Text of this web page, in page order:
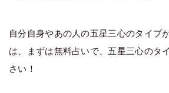
自分自身やあの人の五星三心のタイプ
は、まずは無料占いで、五星三心のタ
さい！